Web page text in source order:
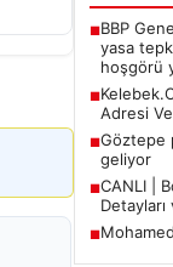
■BBP
yasa
hoşgörü
■
Adresi
■Göztepe
geliyor
■CANLI |
Detayları
■